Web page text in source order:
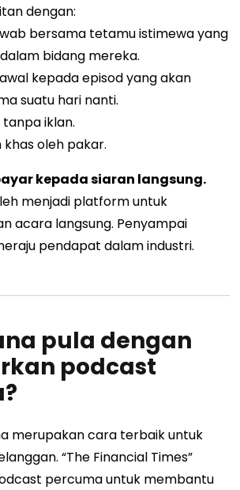
dengan:
bersama tetamu istimewa yang
bidang mereka.
kepada episod yang akan
suatu hari nanti.
tanpa iklan.
khas oleh pakar.
kepada siaran langsung.
menjadi platform untuk
acara langsung. Penyampai
pendapat dalam industri.
pula dengan
podcast
merupakan cara terbaik untuk
“The Financial Times”
percuma untuk membantu